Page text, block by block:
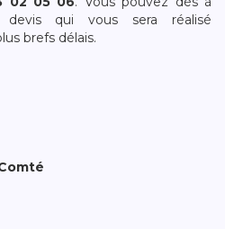
qui vous sera réalisé
brefs délais.